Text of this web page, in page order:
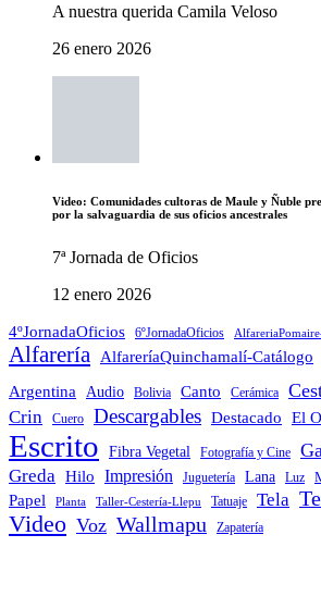
A nuestra querida Camila Veloso
26 enero 2026
Video: Comunidades cultoras de Maule y Ñuble
por la salvaguardia de sus oficios ancestrales
7ª Jornada de Oficios
12 enero 2026
4ºJornadaOficios 6ºJornadaOficios
Alfarería AlfareríaQuinchamalí-Catálogo
Argentina Audio Bolivia Canto Cerámica
Crin Cuero Descargables Destacado El
Escrito Fibra Vegetal Fotografía y Cine
Greda Hilo Impresión Juguetería Lana Luz
Papel Planta Taller-Cestería-Llepu Tatuaje Tela
Video Voz Wallmapu Zapatería